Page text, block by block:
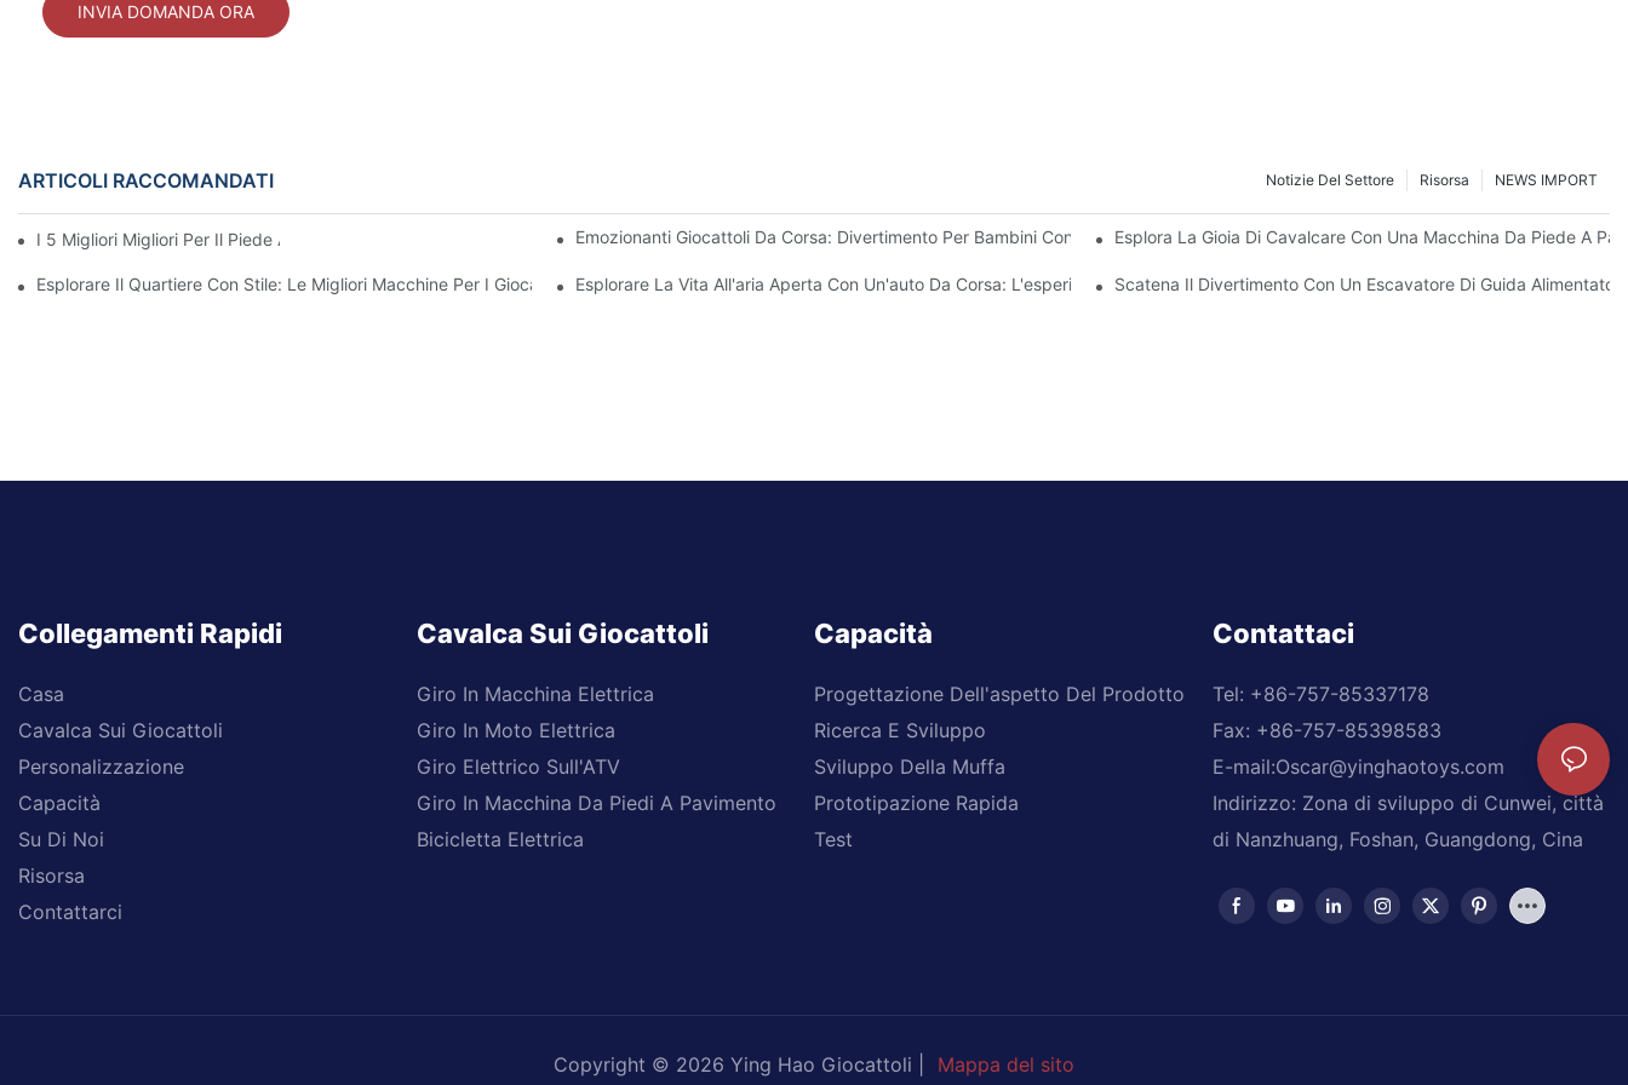
INVIA DOMANDA ORA
ARTICOLI RACCOMANDATI NEWS IMPORT
Risorsa
Notizie Del Settore
I 5 Migliori Migliori Per Il Piede A Pavimento Per I Bambini Piccoli Emozionanti Giocattoli Da Corsa: Divertimento Per Bambini Con Un'azione Da Piede A Piano!Esplora La Gioia Di Cavalcare Con Una Macchina Da Piede A
Esplorare Il Quartiere Con Stile: Le Migliori Macchine Per I Giocattoli Per BambiniEsplorare La Vita All'aria Aperta Con Un'auto Da Corsa: L'esperienza Da Piede A PavimentoScatena Il Divertimento Con Un Escavatore Di Guida Alimentato
Collegamenti Rapidi
Casa
Cavalca Sui Giocattoli
Personalizzazione
Capacità
Su Di Noi
Risorsa
Contattarci
Cavalca Sui Giocattoli
Giro In Macchina Elettrica
Giro In Moto Elettrica
Giro Elettrico Sull'ATV
Giro In Macchina Da Piedi A Pavimento
Bicicletta Elettrica
Capacità
Progettazione Dell'aspetto Del Prodotto
Ricerca E Sviluppo
Sviluppo Della Muffa
Prototipazione Rapida
Test
Contattaci
Tel: +86-757-85337178
Fax: +86-757-85398583
E-mail:Oscar@yinghaotoys.com
Indirizzo: Zona di sviluppo di Cunwei, città
di Nanzhuang, Foshan, Guangdong, Cina
Copyright © 2026 Ying Hao Giocattoli | Mappa del sito